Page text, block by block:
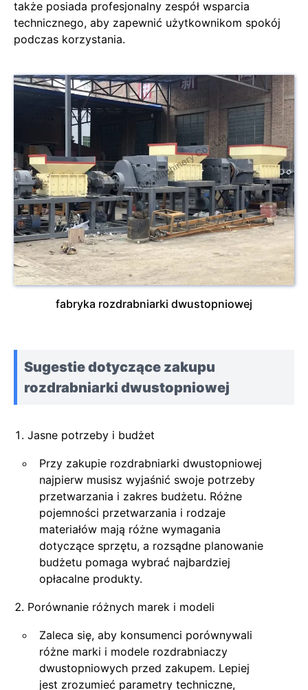
także posiada profesjonalny zespół wsparcia
technicznego, aby zapewnić użytkownikom spokój
podczas korzystania.
fabryka rozdrabniarki dwustopniowej
Sugestie dotyczące zakupu
rozdrabniarki dwustopniowej
Jasne potrzeby i budżet
Przy zakupie rozdrabniarki dwustopniowej
najpierw musisz wyjaśnić swoje potrzeby
przetwarzania i zakres budżetu. Różne
pojemności przetwarzania i rodzaje
materiałów mają różne wymagania
dotyczące sprzętu, a rozsądne planowanie
budżetu pomaga wybrać najbardziej
opłacalne produkty.
Porównanie różnych marek i modeli
Zaleca się, aby konsumenci porównywali
różne marki i modele rozdrabniaczy
dwustopniowych przed zakupem. Lepiej
jest zrozumieć parametry techniczne,